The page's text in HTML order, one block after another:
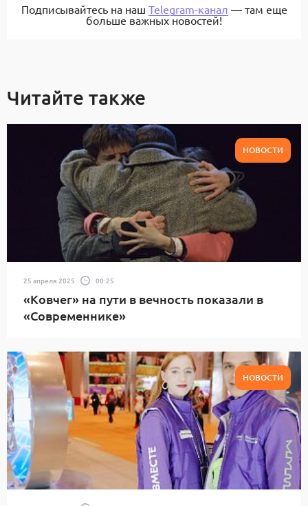
Подписывайтесь на наш Telegram-канал — там еще
больше важных новостей!
Читайте также
НОВОСТИ
25 апреля 2025 00:25
«Ковчег» на пути в вечность показали в
«Современнике»
НОВОСТИ